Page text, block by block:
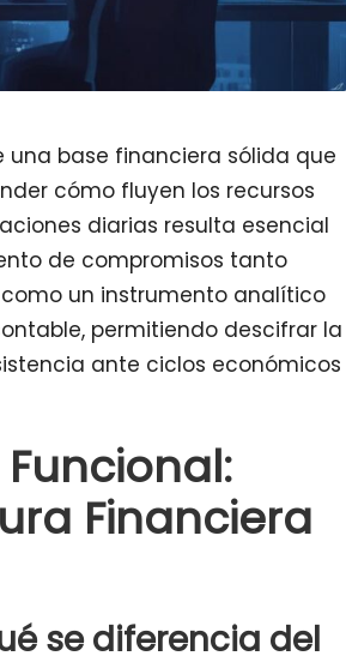
una base financiera sólida que
cómo fluyen los recursos
diarias resulta esencial
de compromisos tanto
un instrumento analítico
permitiendo descifrar la
ante ciclos económicos
Financiera
se diferencia del